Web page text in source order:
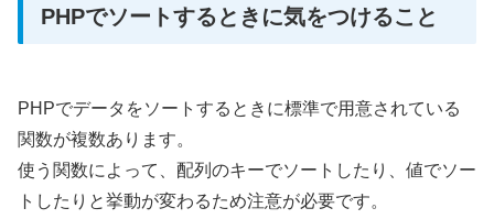
PHPでソートするときに気をつけること
PHPでデータをソートするときに標準で用意されている
関数が複数あります。
使う関数によって、配列のキーでソートしたり、値でソー
トしたりと挙動が変わるため注意が必要です。